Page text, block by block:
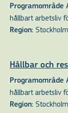
Programområde
hållbart arbetsliv
Region: Stockholm
Hållbar och
Programområde
hållbart arbetsliv
Region: Stockholm